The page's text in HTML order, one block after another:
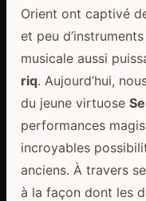
Orient ont captivé
et peu
musicale aussi
riq. Aujourd’hui,
du jeune virtuose
performances
incroyables
anciens. À travers
à la façon dont les